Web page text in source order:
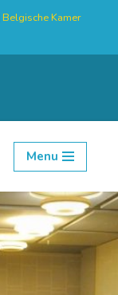
Belgische Kamer
Menu